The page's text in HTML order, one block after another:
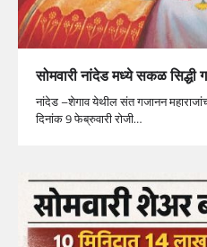
सोमवारी नांदेड मध्ये सकळ
नांदेड –शेगाव येथील संत गजानन
दिनांक 9 फेब्रुवारी रोजी…